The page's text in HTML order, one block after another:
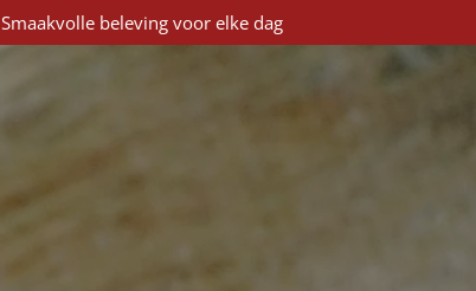
Smaakvolle beleving voor elke dag